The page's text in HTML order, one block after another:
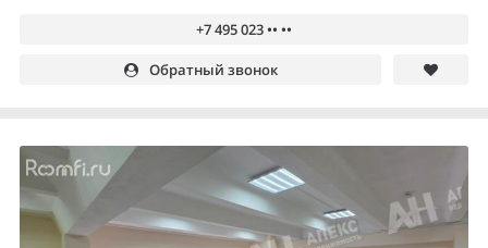
+7 495 023 •• ••
Обратный звонок